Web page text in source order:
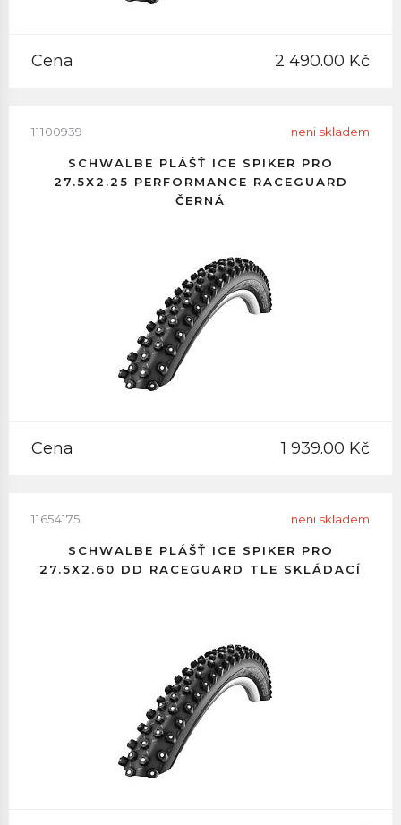
Cena 2 490.00 Kč
11100939 neni skladem
SCHWALBE PLÁŠŤ ICE SPIKER PRO
27.5X2.25 PERFORMANCE RACEGUARD
ČERNÁ
Cena 1 939.00 Kč
11654175 neni skladem
SCHWALBE PLÁŠŤ ICE SPIKER PRO
27.5X2.60 DD RACEGUARD TLE SKLÁDACÍ